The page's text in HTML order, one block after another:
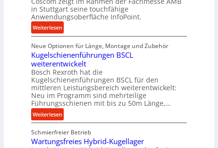
r
i
e
b
f
ü
r
r
a
u
e
U
m
g
e
in Stuttgart seine touchfähige
Anwendungsoberfläche InfoPoint.
Weiterlesen:
D
i
g
i
t
a
e
r
W
e
r
Neue Optionen für Länge, Montage und Zubehör
Kugelschienenführungen BSCL
weiterentwickelt
Bosch Rexroth hat die
Kugelschienenführungen BSCL für den
mittleren Leistungsbereich weiterentwickelt:
Neu im Programm sind mehrteilige
Führungsschienen mit bis zu 50m Länge,…
Weiterlesen:
K
u
g
Schmierfreier Betrieb
Wartungsfreies Hybrid-Kugellager